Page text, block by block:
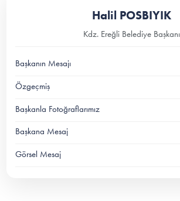
Halil POSBIYIK
Kdz. Ereğli Belediye Başkanı
Başkanın Mesajı
Özgeçmiş
Başkanla Fotoğraflarımız
Başkana Mesaj
Görsel Mesaj